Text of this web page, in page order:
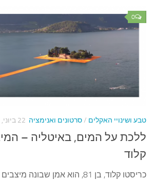
0
ושינויי האקלים/סרטונים ואנימציה 22 ביוני, 2016
על המים, באיטליה –
כריסטו קלוד, בן 81, הוא אמן שבונה